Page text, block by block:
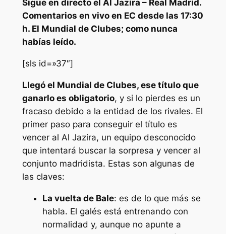
Sigue en directo el Al Jazira – Real Madrid.
Comentarios en vivo en EC desde las 17:30
h. El Mundial de Clubes; como nunca
habías leído.
[sls id=»37″]
Llegó el Mundial de Clubes, ese título que
ganarlo es obligatorio, y si lo pierdes es un
fracaso debido a la entidad de los rivales. El
primer paso para conseguir el título es
vencer al Al Jazira, un equipo desconocido
que intentará buscar la sorpresa y vencer al
conjunto madridista. Estas son algunas de
las claves:
La vuelta de Bale: es de lo que más se
habla. El galés está entrenando con
normalidad y, aunque no apunte a